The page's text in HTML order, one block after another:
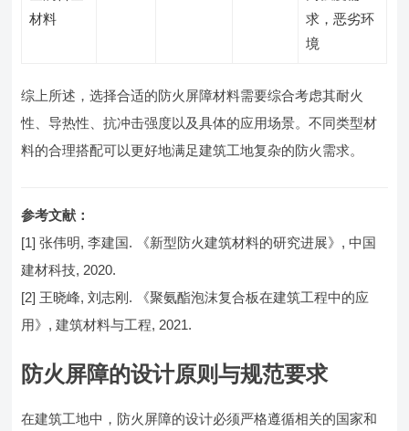
材料
求，恶劣环
境
综上所述，选择合适的防火屏障材料需要综合考虑其耐火
性、导热性、抗冲击强度以及具体的应用场景。不同类型材
料的合理搭配可以更好地满足建筑工地复杂的防火需求。
参考文献：
[1] 张伟明, 李建国. 《新型防火建筑材料的研究进展》, 中国
建材科技, 2020.
[2] 王晓峰, 刘志刚. 《聚氨酯泡沫复合板在建筑工程中的应
用》, 建筑材料与工程, 2021.
防火屏障的设计原则与规范要求
在建筑工地中，防火屏障的设计必须严格遵循相关的国家和